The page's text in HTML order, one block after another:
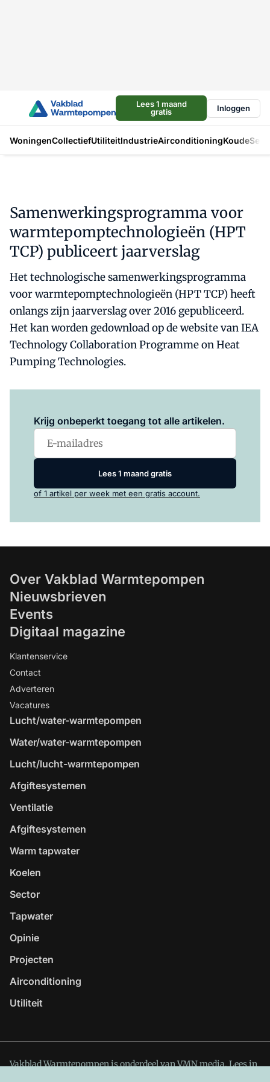
Lees 1 maand
gratis
Inloggen
WoningenCollectiefUtiliteitIndustrieAirconditioningKoude
Samenwerkingsprogramma voor
warmtepomptechnologieën (HPT
TCP) publiceert jaarverslag
Het technologische samenwerkingsprogramma
voor warmtepomptechnologieën (HPT TCP) heeft
onlangs zijn jaarverslag over 2016 gepubliceerd.
Het kan worden gedownload op de website van IEA
Technology Collaboration Programme on Heat
Pumping Technologies.
Krijg onbeperkt toegang tot alle artikelen.
Lees 1 maand gratis
of 1 artikel per week met een gratis account.
Over Vakblad Warmtepompen
Nieuwsbrieven
Events
Digitaal magazine
Klantenservice
Contact
Adverteren
Vacatures
Lucht/water-warmtepompen
Water/water-warmtepompen
Lucht/lucht-warmtepompen
Afgiftesystemen
Ventilatie
Afgiftesystemen
Warm tapwater
Koelen
Sector
Tapwater
Opinie
Projecten
Airconditioning
Utiliteit
Vakblad Warmtepompen is onderdeel van VMN media. Lees in